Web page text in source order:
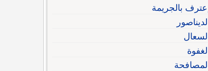
إعترف بالجريمة
الديناصور
السعال
الغفوة
المصافحة